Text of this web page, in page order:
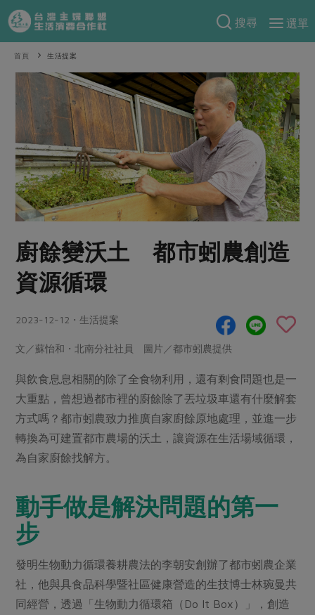
搜尋
選單
產品分類
當季蔬果
一籃菜 當令水果
芽苗類 蕈菇類
辛香料類
奶蛋豆・五穀
蛋 乳製品
豆製品 米麵雜糧
肉品・水產
畜產肉類
水畜加工品
調理食材・點心
調味醬料/南北貨 烘焙
休閒零嘴 沖泡飲品
保健食品
居家好物
美妝保養
日用品 圖書禮品
防災用品
食譜料理
食材
米食
麵食
肉食
海鮮
常備菜
蔬食
蛋料理
料理方式
醬料
湯品．鍋物
漬物
飲品
主題食譜
異國料理
年菜食譜
特別企畫
預購活動
把最好的台灣味帶回家！
防災用品預購圓滿結束
更多預購活動
合作25-經典快閃最後一週
合作25-精選產品第四彈
更多當季產品
議題活動
30%rPET紅烏龍茶
2024農業發展計畫年度報告
更多議題活動
傳到心坎裡，誠心又澎派
綠主張
觀點文章
主婦食堂 一籃菜真心話
社內大小事 合作聯合國
產品故事
樂齡生活
廚房瑜伽
減硝酸鹽 惜食
非基改運動 支持本土農糧
廢核運動 能源議題
減添加物
更多議題
綠主張月刊
關於合作社
關於我們
合作社組織
產品檢驗
自主把關
檢驗報告
硝酸鹽檢驗
合作社法規
社務專區
選舉專區
最新消息
首頁 生活提案
廚餘變沃土 都市蚓農創造
資源循環
2023-12-12・生活提案
文／蘇怡和・北南分社社員 圖片／都市蚓農提供
與飲食息息相關的除了全食物利用，還有剩食問題也是一
大重點，曾想過都市裡的廚餘除了丟垃圾車還有什麼解套
方式嗎？都市蚓農致力推廣自家廚餘原地處理，並進一步
轉換為可建置都市農場的沃土，讓資源在生活場域循環，
為自家廚餘找解方。
動手做是解決問題的第一
步
發明生物動力循環養耕農法的李朝安創辦了都市蚓農企業
社，他與具食品科學暨社區健康營造的生技博士林琬曼共
同經營，透過「生物動力循環箱（Do It Box）」，創造